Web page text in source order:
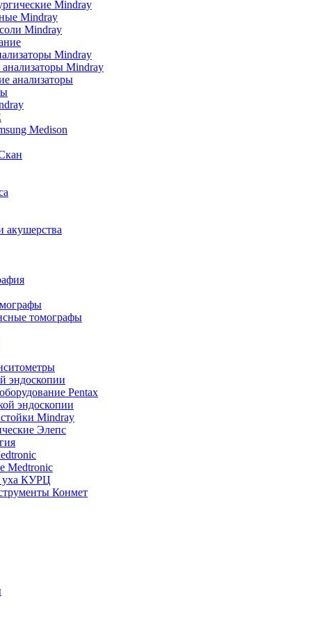
Mindray
Mindray
Mindray
Mindray
анализаторы Mindray
анализаторы
Medison
акушерства
томографы
эндоскопии
Pentax
эндоскопии
Mindray
Элепс
Medtronic
уха КУРЦ
Конмет